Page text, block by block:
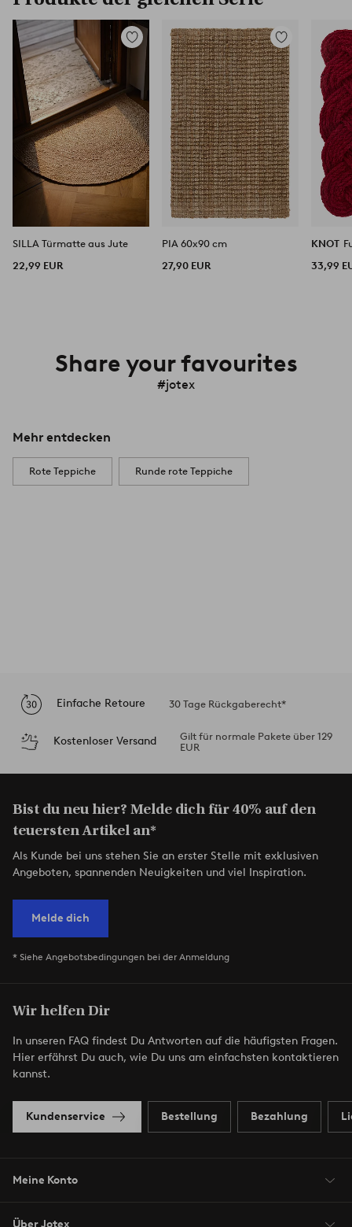
Zu
hinzufügen
SILLA Türmatte aus Jute
22,99 EUR
Zu
Favoriten
hinzufügen
PIA 60x90 cm
27,90 EUR
KNOT
33,99
Share your favourites
#jotex
Mehr entdecken
Rote Teppiche Runde rote Teppiche
Einfache Retoure 30 Tage Rückgaberecht*
Kostenloser Versand
Gilt für normale Pakete über 129
EUR
Bist du neu hier? Melde dich für 40% auf den
teuersten Artikel an*
Als Kunde bei uns stehen Sie an erster Stelle mit exklusiven
Angeboten, spannenden Neuigkeiten und viel Inspiration.
Melde dich
* Siehe Angebotsbedingungen bei der Anmeldung
Wir helfen Dir
In unseren FAQ findest Du Antworten auf die häufigsten Fragen.
Hier erfährst Du auch, wie Du uns am einfachsten kontaktieren
kannst.
Kundenservice Bestellung Bezahlung
Meine Konto
Über Jotex